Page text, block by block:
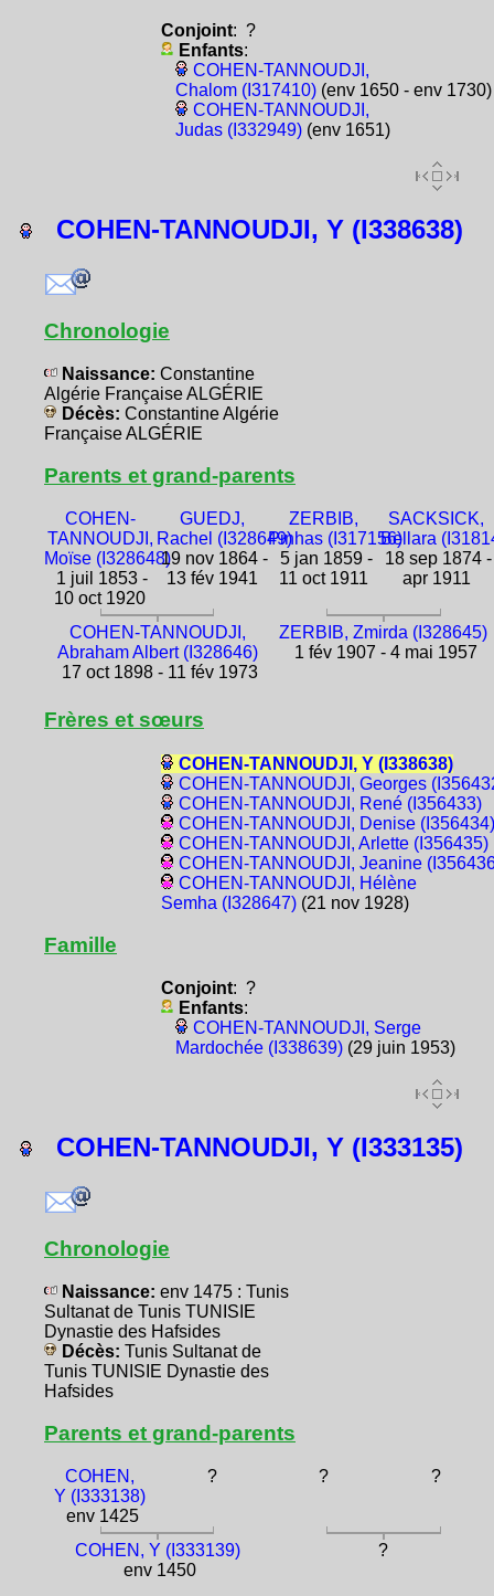
Conjoint: ?
Enfants:
COHEN-TANNOUDJI,
Chalom (I317410)(env 1650 - env 1730)
COHEN-TANNOUDJI,
Judas (I332949)(env 1651)
COHEN-TANNOUDJI, Y (I338638)
Chronologie
Naissance: Constantine
Algérie Française ALGÉRIE
Décès: Constantine Algérie
Française ALGÉRIE
Parents et grand-parents
COHEN-
TANNOUDJI,
Moïse (I328648)
1 juil 1853 -
10 oct 1920
GUEDJ,
Rachel (I328649)
19 nov 1864 -
13 fév 1941
ZERBIB,
Pinhas (I317156)
5 jan 1859 -
11 oct 1911
SACKSICK,
Bellara
18 sep 1874 -
apr 1911
COHEN-TANNOUDJI,
Abraham Albert (I328646)
17 oct 1898 - 11 fév 1973
ZERBIB, Zmirda (I328645)
1 fév 1907 - 4 mai 1957
Frères et sœurs
COHEN-TANNOUDJI, Y (I338638)
COHEN-TANNOUDJI, Georges
COHEN-TANNOUDJI, René (I356433)
COHEN-TANNOUDJI, Denise (I356434)
COHEN-TANNOUDJI, Arlette (I356435)
COHEN-TANNOUDJI, Jeanine
COHEN-TANNOUDJI, Hélène
Semha (I328647)(21 nov 1928)
Famille
Conjoint: ?
Enfants:
COHEN-TANNOUDJI, Serge
Mardochée (I338639)(29 juin 1953)
COHEN-TANNOUDJI, Y (I333135)
Chronologie
Naissance: env 1475 : Tunis
Sultanat de Tunis TUNISIE
Dynastie des Hafsides
Décès: Tunis Sultanat de
Tunis TUNISIE Dynastie des
Hafsides
Parents et grand-parents
COHEN,
Y (I333138)
env 1425
? ? ?
COHEN, Y (I333139)
env 1450
?